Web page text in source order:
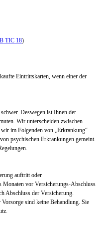
TIC 18)
Eintrittskarten, wenn einer der
Deswegen ist Ihnen der
Wir unterscheiden zwischen
im Folgenden von „Erkrankung“
psychischen Erkrankungen gemeint.
auftritt oder
Monaten vor Versicherungs-Abschluss
Abschluss der Versicherung.
sind keine Behandlung. Sie